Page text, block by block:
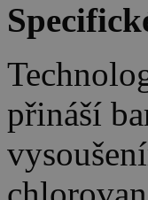
přináší